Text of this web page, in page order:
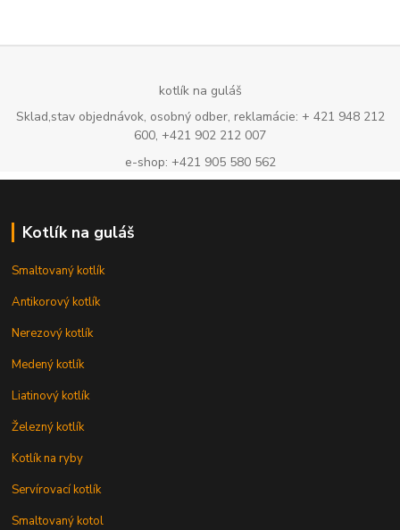
kotlík na guláš
Sklad,stav objednávok, osobný odber, reklamácie: + 421 948 212
600, +421 902 212 007
e-shop: +421 905 580 562
Kotlík na guláš
Smaltovaný kotlík
Antikorový kotlík
Nerezový kotlík
Medený kotlík
Liatinový kotlík
Železný kotlík
Kotlík na ryby
Servírovací kotlík
Smaltovaný kotol